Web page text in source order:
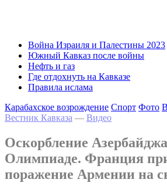
Война Израиля и Палестины 2023
Южный Кавказ после войны
Нефть и газ
Где отдохнуть на Кавказе
Правила ислама
Карабахское возрождение Спорт Фото
Вестник Кавказа — Видео
Оскорбление
Олимпиаде. Франция
поражение Армении на